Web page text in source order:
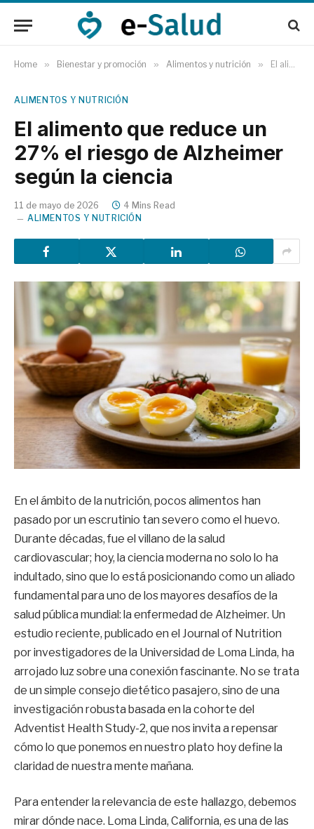
Home » Bienestar y promoción » Alimentos y nutrición » El alimento que reduce un 27% el riesgo de Alzheimer según la ciencia
ALIMENTOS Y NUTRICIÓN
El alimento que reduce un
27% el riesgo de Alzheimer
según la ciencia
11 de mayo de 2026
4 Mins Read
ALIMENTOS Y NUTRICIÓN
En el ámbito de la nutrición, pocos alimentos han
pasado por un escrutinio tan severo como el huevo.
Durante décadas, fue el villano de la salud
cardiovascular; hoy, la ciencia moderna no solo lo ha
indultado, sino que lo está posicionando como un aliado
fundamental para uno de los mayores desafíos de la
salud pública mundial: la enfermedad de Alzheimer. Un
estudio reciente, publicado en el Journal of Nutrition
por investigadores de la Universidad de Loma Linda, ha
arrojado luz sobre una conexión fascinante. No se trata
de un simple consejo dietético pasajero, sino de una
investigación robusta basada en la cohorte del
Adventist Health Study-2, que nos invita a repensar
cómo lo que ponemos en nuestro plato hoy define la
claridad de nuestra mente mañana.
Para entender la relevancia de este hallazgo, debemos
mirar dónde nace. Loma Linda, California, es una de las